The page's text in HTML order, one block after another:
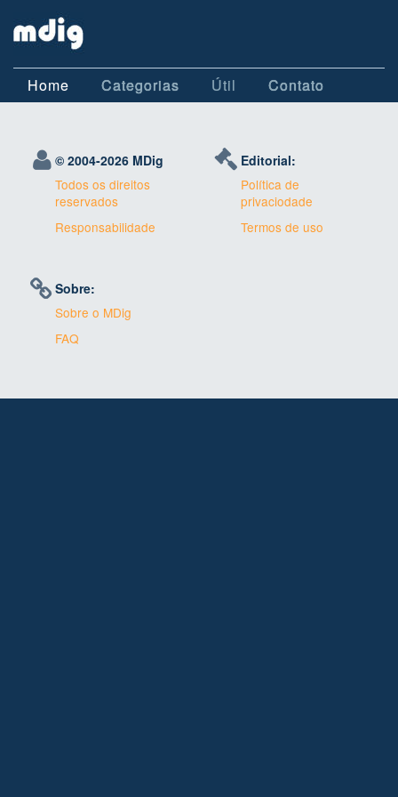
Home Categorias Útil Contato
© 2004-2026 MDig
Todos os direitos
reservados
Responsabilidade
Editorial:
Política de
privaciodade
Termos de uso
Sobre:
Sobre o MDig
FAQ